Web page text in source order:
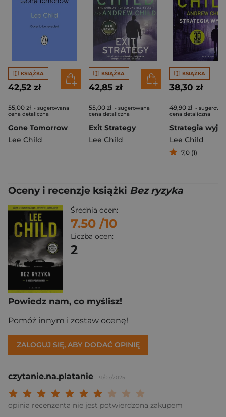
KSIĄŻKA
42,52 zł
55,00 zł - sugerowana
cena detaliczna
Gone Tomorrow
Lee Child
KSIĄŻKA
42,85 zł
55,00 zł - sugerowana
cena detaliczna
Exit Strategy
Lee Child
KSIĄŻKA
38,30 zł
49,90 zł -
cena detaliczna
Lee Child
7,0 (1)
Oceny i recenzje książki Bez ryzyka
Średnia ocen:
7.50 /10
Liczba ocen:
2
Powiedz nam, co myślisz!
Pomóż innym i zostaw ocenę!
ZALOGUJ SIĘ, ABY DODAĆ OPINIĘ
czytanie.na.platanie 31/07/2025
Twoja ocena:
Twoja ocena: Wybitna 9/
Twoja ocena: Rewelacyjna 8/
Twoja ocena: Bardzo dobra 7/10"
Twoja ocena: Dobra 6/10"
Twoja ocena: Przeciętna 5/10"
Twoja ocena: Może być 4/10"
Twoja ocena: Słaba 3/10"
Twoja ocena: Bardzo słaba 2/10"
Twoja ocena: Beznadziejna 1/10"
opinia recenzenta nie jest potwierdzona zakupem